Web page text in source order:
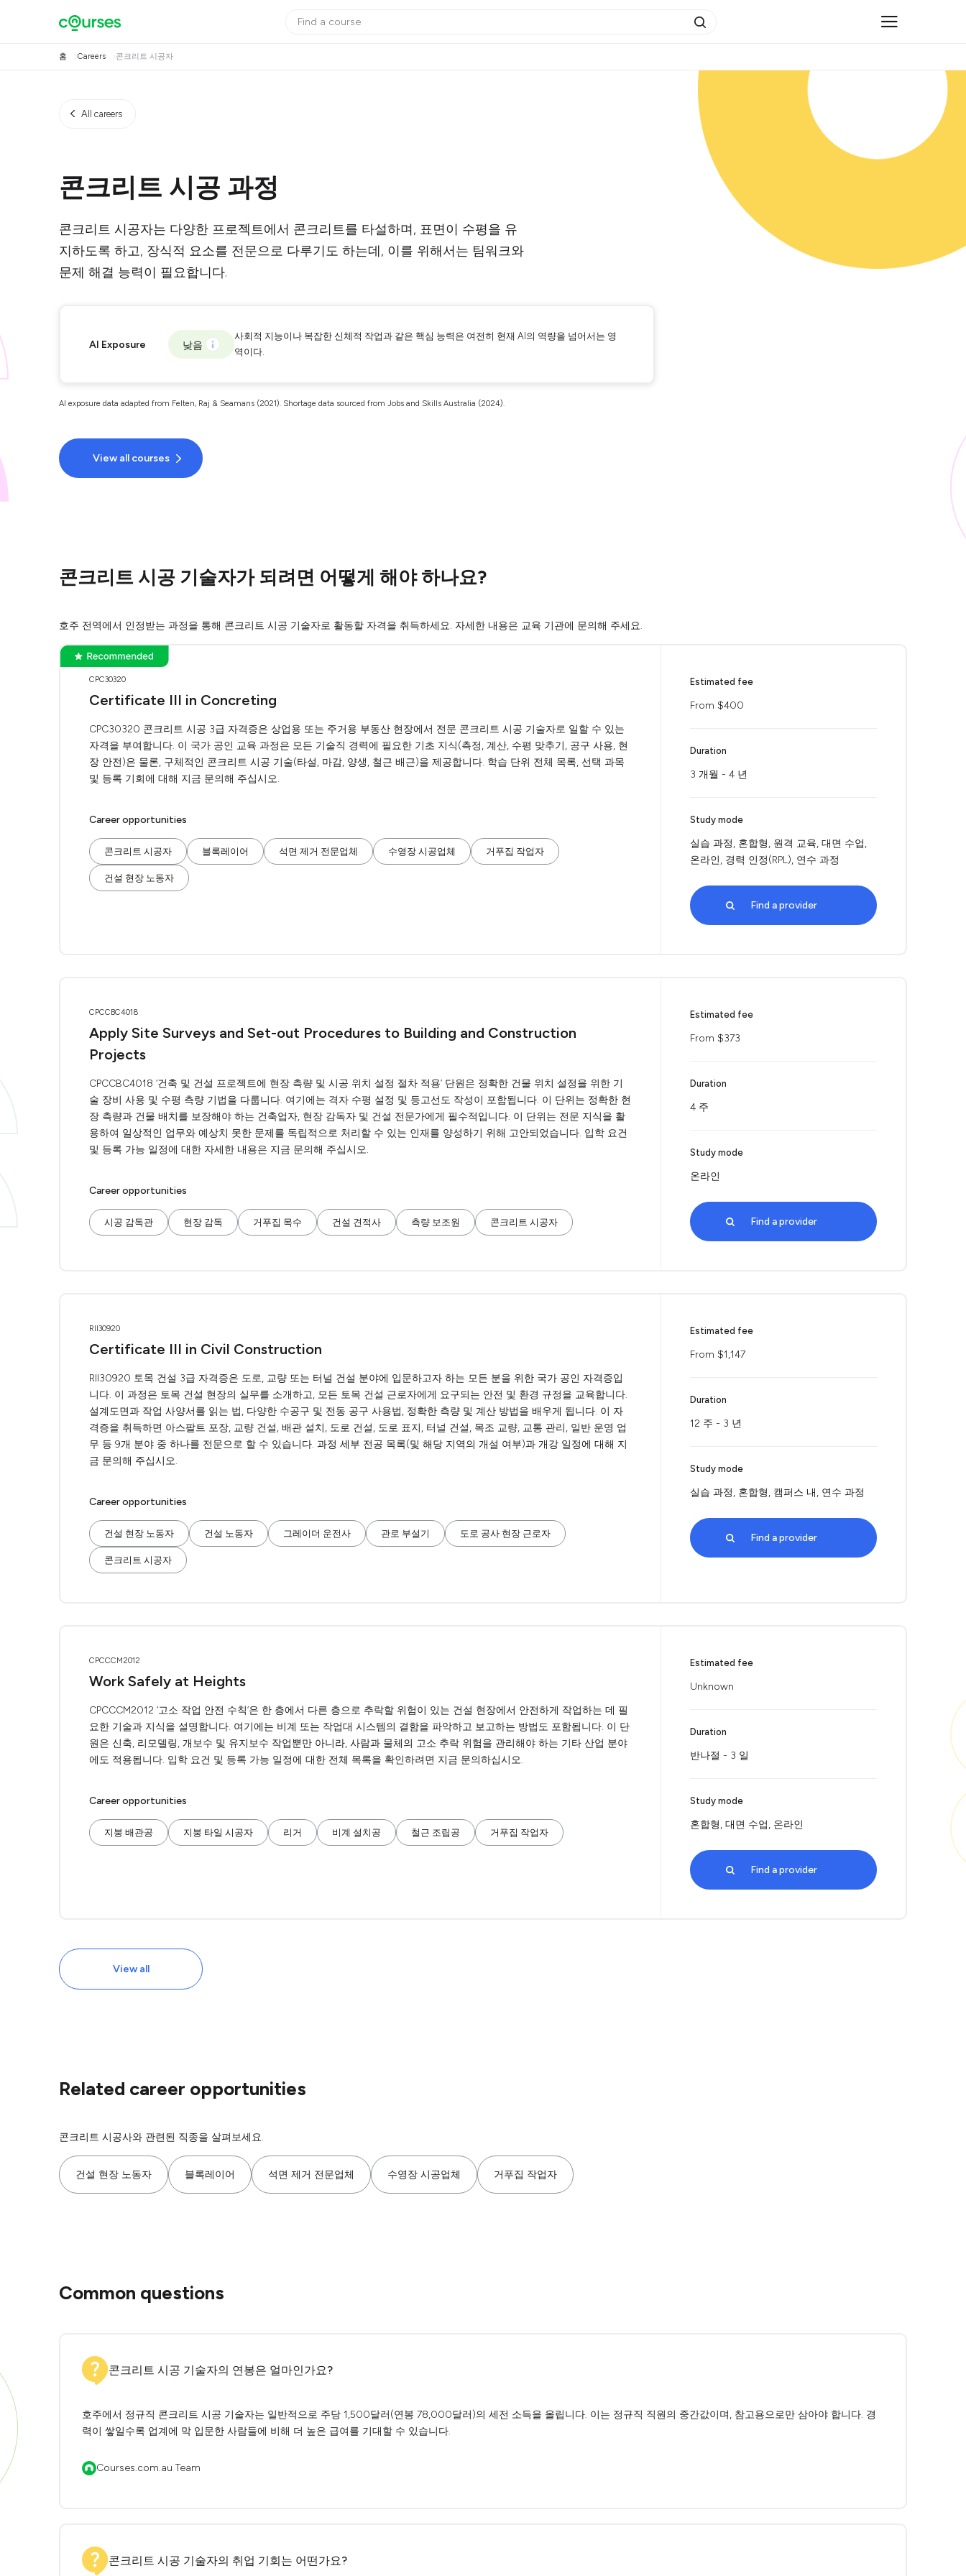
홈 Careers 콘크리트 시공자
All careers
콘크리트 시공 과정
콘크리트 시공자는 다양한 프로젝트에서 콘크리트를 타설하며, 표면이 수평을 유
지하도록 하고, 장식적 요소를 전문으로 다루기도 하는데, 이를 위해서는 팀워크와
문제 해결 능력이 필요합니다.
AI Exposure 낮음
사회적 지능이나 복잡한 신체적 작업과 같은 핵심 능력은 여전히 현재 AI의 역량을 넘어서는 영
역이다.
AI exposure data adapted from Felten, Raj & Seamans (2021). Shortage data sourced from Jobs and Skills Australia (2024).
View all courses
콘크리트 시공 기술자가 되려면 어떻게 해야 하나요?
호주 전역에서 인정받는 과정을 통해 콘크리트 시공 기술자로 활동할 자격을 취득하세요. 자세한 내용은 교육 기관에 문의해 주세요.
CPC30320
Certificate III in Concreting
CPC30320 콘크리트 시공 3급 자격증은 상업용 또는 주거용 부동산 현장에서 전문 콘크리트 시공 기술자로 일할 수 있는
자격을 부여합니다. 이 국가 공인 교육 과정은 모든 기술직 경력에 필요한 기초 지식(측정, 계산, 수평 맞추기, 공구 사용, 현
장 안전)은 물론, 구체적인 콘크리트 시공 기술(타설, 마감, 양생, 철근 배근)을 제공합니다. 학습 단위 전체 목록, 선택 과목
및 등록 기회에 대해 지금 문의해 주십시오.
Career opportunities
콘크리트 시공자 블록레이어 석면 제거 전문업체 수영장 시공업체 거푸집 작업자
건설 현장 노동자
Estimated fee
From $400
Duration
3 개월 - 4 년
Study mode
실습 과정, 혼합형, 원격 교육, 대면 수업,
온라인, 경력 인정(RPL), 연수 과정
Find a provider
CPCCBC4018
Apply Site Surveys and Set-out Procedures to Building and Construction
Projects
CPCCBC4018 ‘건축 및 건설 프로젝트에 현장 측량 및 시공 위치 설정 절차 적용’ 단원은 정확한 건물 위치 설정을 위한 기
술 장비 사용 및 수평 측량 기법을 다룹니다. 여기에는 격자 수평 설정 및 등고선도 작성이 포함됩니다. 이 단위는 정확한 현
장 측량과 건물 배치를 보장해야 하는 건축업자, 현장 감독자 및 건설 전문가에게 필수적입니다. 이 단위는 전문 지식을 활
용하여 일상적인 업무와 예상치 못한 문제를 독립적으로 처리할 수 있는 인재를 양성하기 위해 고안되었습니다. 입학 요건
및 등록 가능 일정에 대한 자세한 내용은 지금 문의해 주십시오.
Career opportunities
시공 감독관 현장 감독 거푸집 목수 건설 견적사 측량 보조원 콘크리트 시공자
Estimated fee
From $373
Duration
4 주
Study mode
온라인
Find a provider
RII30920
Certificate III in Civil Construction
RII30920 토목 건설 3급 자격증은 도로, 교량 또는 터널 건설 분야에 입문하고자 하는 모든 분을 위한 국가 공인 자격증입
니다. 이 과정은 토목 건설 현장의 실무를 소개하고, 모든 토목 건설 근로자에게 요구되는 안전 및 환경 규정을 교육합니다.
설계도면과 작업 사양서를 읽는 법, 다양한 수공구 및 전동 공구 사용법, 정확한 측량 및 계산 방법을 배우게 됩니다. 이 자
격증을 취득하면 아스팔트 포장, 교량 건설, 배관 설치, 도로 건설, 도로 표지, 터널 건설, 목조 교량, 교통 관리, 일반 운영 업
무 등 9개 분야 중 하나를 전문으로 할 수 있습니다. 과정 세부 전공 목록(및 해당 지역의 개설 여부)과 개강 일정에 대해 지
금 문의해 주십시오.
Career opportunities
건설 현장 노동자 건설 노동자 그레이더 운전사 관로 부설기 도로 공사 현장 근로자
콘크리트 시공자
Estimated fee
From $1,147
Duration
12 주 - 3 년
Study mode
실습 과정, 혼합형, 캠퍼스 내, 연수 과정
Find a provider
CPCCCM2012
Work Safely at Heights
CPCCCM2012 ‘고소 작업 안전 수칙’은 한 층에서 다른 층으로 추락할 위험이 있는 건설 현장에서 안전하게 작업하는 데 필
요한 기술과 지식을 설명합니다. 여기에는 비계 또는 작업대 시스템의 결함을 파악하고 보고하는 방법도 포함됩니다. 이 단
원은 신축, 리모델링, 개보수 및 유지보수 작업뿐만 아니라, 사람과 물체의 고소 추락 위험을 관리해야 하는 기타 산업 분야
에도 적용됩니다. 입학 요건 및 등록 가능 일정에 대한 전체 목록을 확인하려면 지금 문의하십시오.
Career opportunities
지붕 배관공 지붕 타일 시공자 리거 비계 설치공 철근 조립공 거푸집 작업자
Estimated fee
Unknown
Duration
반나절 - 3 일
Study mode
혼합형, 대면 수업, 온라인
Find a provider
View all
Related career opportunities
콘크리트 시공사와 관련된 직종을 살펴보세요.
건설 현장 노동자 블록레이어 석면 제거 전문업체 수영장 시공업체 거푸집 작업자
Common questions
콘크리트 시공 기술자의 연봉은 얼마인가요?
호주에서 정규직 콘크리트 시공 기술자는 일반적으로 주당 1,500달러(연봉 78,000달러)의 세전 소득을 올립니다. 이는 정규직 직원의 중간값이며, 참고용으로만 삼아야 합니다. 경
력이 쌓일수록 업계에 막 입문한 사람들에 비해 더 높은 급여를 기대할 수 있습니다.
Courses.com.au Team
콘크리트 시공 기술자의 취업 기회는 어떤가요?